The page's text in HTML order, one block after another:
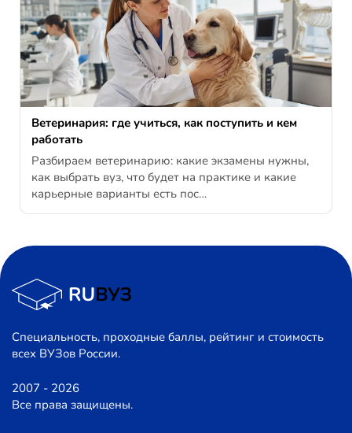
Ветеринария: где учиться, как поступить и кем
работать
Разбираем ветеринарию: какие экзамены нужны,
как выбрать вуз, что будет на практике и какие
карьерные варианты есть пос…
Специальность, проходные баллы, рейтинг и стоимость
всех ВУЗов России.
2007 - 2026
Все права защищены.